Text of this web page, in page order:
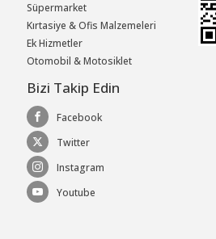
Süpermarket
Kırtasiye & Ofis Malzemeleri
Ek Hizmetler
Otomobil & Motosiklet
Bizi Takip Edin
Facebook
Twitter
Instagram
Youtube